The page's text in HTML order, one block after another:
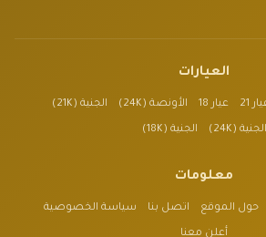
العيارات
21 عيار 18 الأونصة (24K) الجنية (21K)
الجنية (24K) الجنية (18K)
معلومات
حول الموقع اتصل بنا سياسة الخصوصية
أعلن معنا